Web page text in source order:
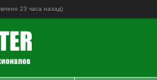
23 часа назад)